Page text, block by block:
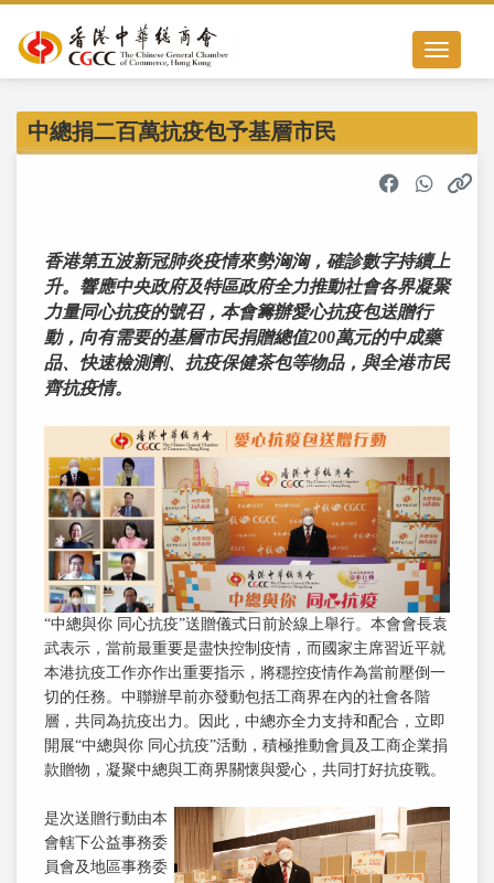
Toggle
中總捐二百萬抗疫包予基層市民
香港第五波新冠肺炎疫情來勢洶洶，確診數字持續上
升。響應中央政府及特區政府全力推動社會各界凝聚
力量同心抗疫的號召，本會籌辦愛心抗疫包送贈行
動，向有需要的基層市民捐贈總值200萬元的中成藥
品、快速檢測劑、抗疫保健茶包等物品，與全港市民
齊抗疫情。
“中總與你 同心抗疫”送贈儀式日前於線上舉行。本會會長袁
武表示，當前最重要是盡快控制疫情，而國家主席習近平就
本港抗疫工作亦作出重要指示，將穩控疫情作為當前壓倒一
切的任務。中聯辦早前亦發動包括工商界在內的社會各階
層，共同為抗疫出力。因此，中總亦全力支持和配合，立即
開展“中總與你 同心抗疫”活動，積極推動會員及工商企業捐
款贈物，凝聚中總與工商界關懷與愛心，共同打好抗疫戰。
是次送贈行動由本
會轄下公益事務委
員會及地區事務委